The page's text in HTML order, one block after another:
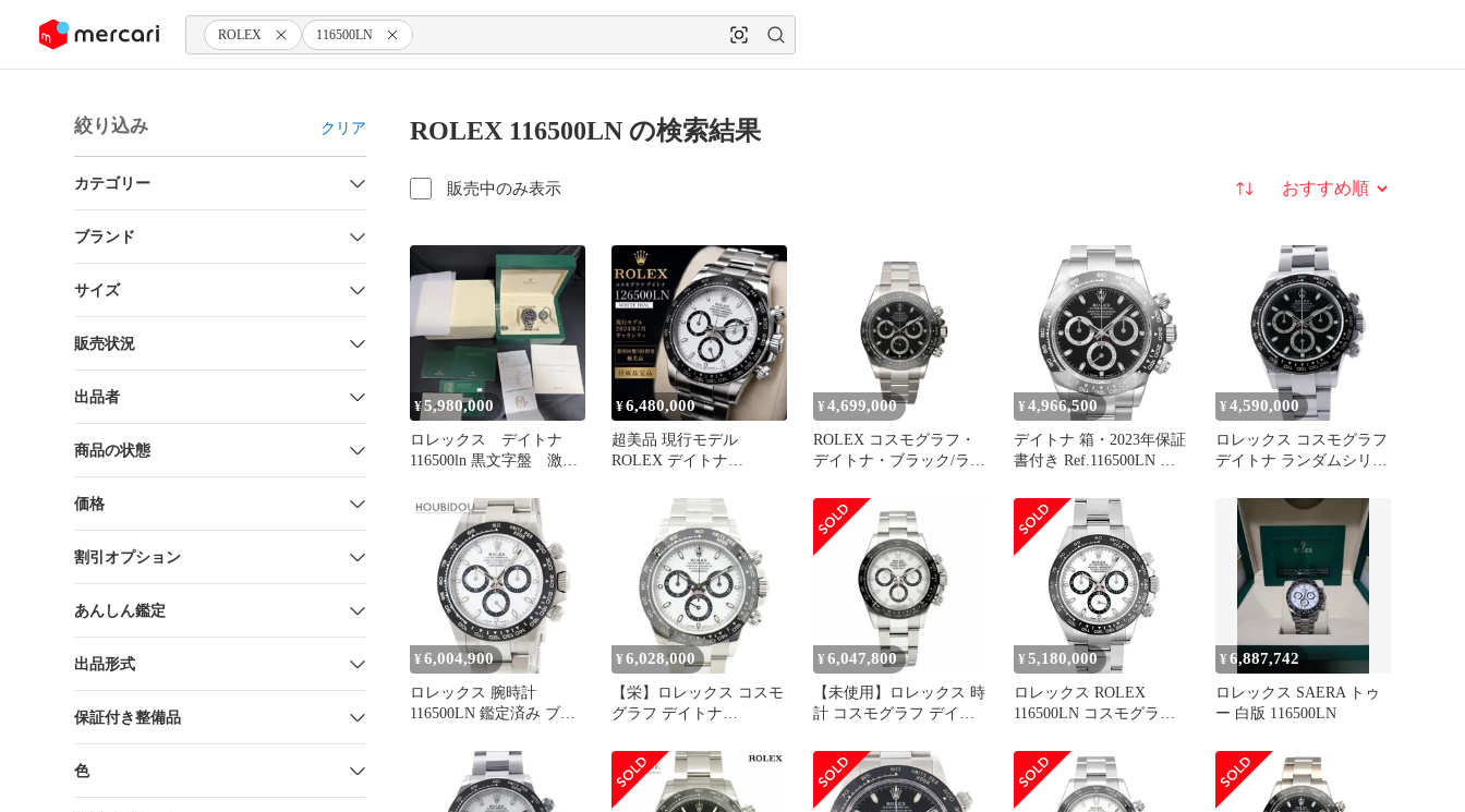
ツにスキップ ROLEX 116500LN
絞り込み クリア
カテゴリー
ブランド
サイズ
販売状況
出品者
商品の状態
価格
割引オプション
あんしん鑑定
出品形式
保証付き整備品
色
ROLEX 116500LN の検索結果
販売中のみ表示 並び替え
¥5,980,000
ロレックス デイトナ
116500ln 黒文字盤 激レ
規品
¥6,480,000
超美品 現行モデル
ROLEX デイトナ
¥ 4,699,000
ROLEX コスモグラフ・
デイトナ・ブラック/ラン
ク 40
¥ 4,966,500
デイトナ 箱・2023年保証
書付き Ref.116500LN 中
¥ 4,590,000
ロレックス コスモグラフ
デイトナ ランダムシリア
ROLEX 腕時計 黒文字盤
¥ 6,004,900
ロレックス 腕時計
116500LN 鑑定済み ブラ
¥ 6,028,000
【栄】ロレックス コスモ
グラフ デイトナ
2022年 メンズ 腕時計
¥ 6,047,800
【未使用】ロレックス 時
計 コスモグラフ デイト
字盤 自動巻き ROLEX
¥ 5,180,000
ロレックス ROLEX
116500LN コスモグラフ
計 ホワイト文字盤 SS ク
ロノグラフ メンズ【中
古】
¥6,887,742
ロレックス SAERA トゥ
ー 白版 116500LN